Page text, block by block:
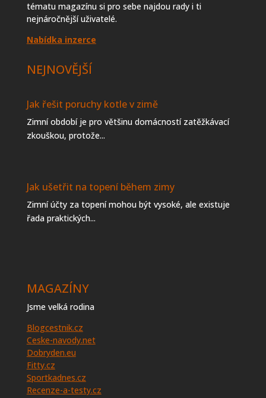
tématu magazínu si pro sebe najdou rady i ti
nejnáročnější uživatelé.
Nabídka inzerce
NEJNOVĚJŠÍ
Jak řešit poruchy kotle v zimě
Zimní období je pro většinu domácností zatěžkávací
zkouškou, protože...
Jak ušetřit na topení během zimy
Zimní účty za topení mohou být vysoké, ale existuje
řada praktických...
MAGAZÍNY
Jsme velká rodina
Blogcestnik.cz
Ceske-navody.net
Dobryden.eu
Fitty.cz
Sportkadnes.cz
Recenze-a-testy.cz